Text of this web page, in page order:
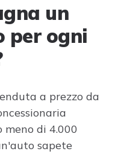
un
per ogni
a prezzo da
di 4.000
sapete